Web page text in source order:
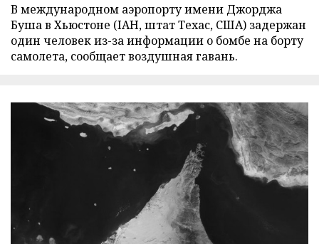
В международном аэропорту имени Джорджа
Буша в Хьюстоне (IAH, штат Техас, США) задержан
один человек из-за информации о бомбе на борту
самолета, сообщает воздушная гавань.